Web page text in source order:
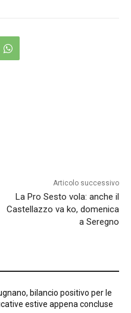
Articolo successivo
La Pro Sesto vola: anche il
Castellazzo va ko, domenica
a Seregno
bilancio positivo per le
estive appena concluse